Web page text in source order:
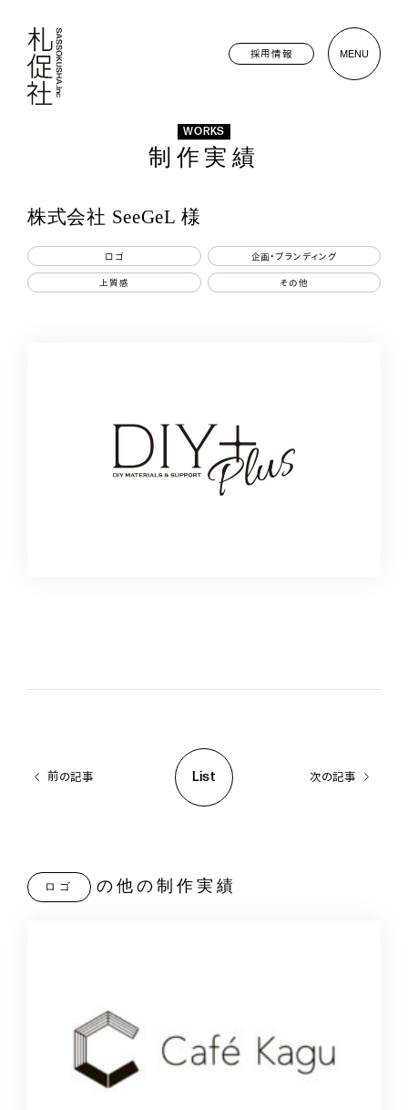
採用情報 MENU
WORKS
制作実績
株式会社 SeeGeL 様
ロゴ 企画・ブランディング
上質感 その他
前の記事 List 次の記事
ロゴ の他の制作実績